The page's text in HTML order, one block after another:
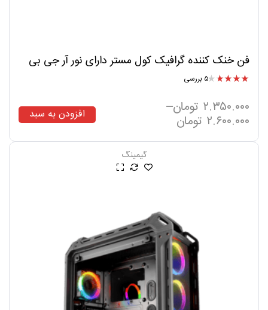
فن خنک کننده گرافیک کول مستر دارای نور آر جی بی
۵ بررسی
۲.۳۵۰.۰۰۰ تومان–
۲.۶۰۰.۰۰۰ تومان افزودن به سبد
گیمینگ